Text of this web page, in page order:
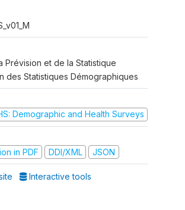
Prévision et de la Statistique
des Statistiques Démographiques
Demographic and Health Surveys
in PDF
DDI/XML JSON
Interactive tools